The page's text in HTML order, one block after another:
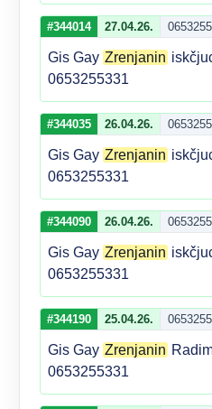
#344014 27.04.26.
Gis Gay Zrenjanin
0653255331
#344035 26.04.26.
Gis Gay Zrenjanin
0653255331
#344090 26.04.26.
Gis Gay Zrenjanin
0653255331
#344190 25.04.26.
Gis Gay Zrenjanin
0653255331